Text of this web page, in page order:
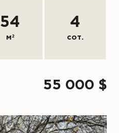
54
м 2
4
сот.
55 000 $